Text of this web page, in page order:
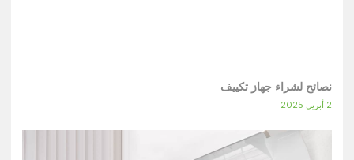
نصائح لشراء جهاز تكييف
2 أبريل 2025